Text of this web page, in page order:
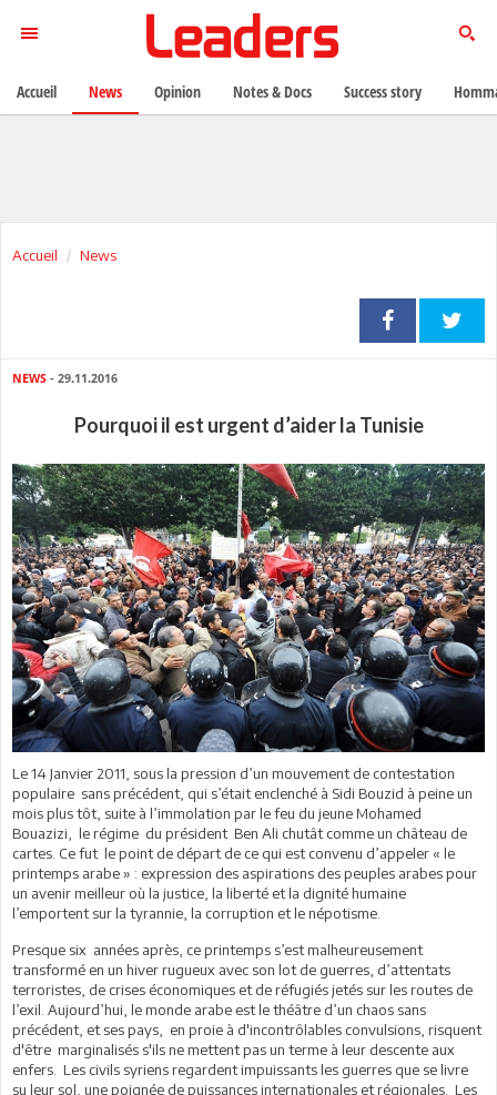
Accueil News
NEWS - 29.11.2016
Pourquoi il est urgent d’aider la Tunisie
Le 14 Janvier 2011, sous la pression d’un mouvement de contestation
populaire sans précédent, qui s’était enclenché à Sidi Bouzid à peine un
mois plus tôt, suite à l’immolation par le feu du jeune Mohamed
Bouazizi, le régime du président Ben Ali chutât comme un château de
cartes. Ce fut le point de départ de ce qui est convenu d’appeler « le
printemps arabe » : expression des aspirations des peuples arabes pour
un avenir meilleur où la justice, la liberté et la dignité humaine
l’emportent sur la tyrannie, la corruption et le népotisme.
Presque six années après, ce printemps s’est malheureusement
transformé en un hiver rugueux avec son lot de guerres, d’attentats
terroristes, de crises économiques et de réfugiés jetés sur les routes de
l’exil. Aujourd’hui, le monde arabe est le théâtre d’un chaos sans
précédent, et ses pays, en proie à d'incontrôlables convulsions, risquent
d'être marginalisés s'ils ne mettent pas un terme à leur descente aux
enfers. Les civils syriens regardent impuissants les guerres que se livre
su leur sol, une poignée de puissances internationales et régionales. Les
Accueil News Opinion Notes & Docs Success story